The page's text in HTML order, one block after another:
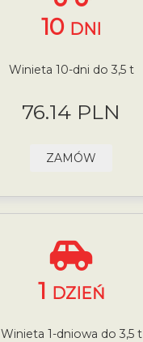
10 DNI
Winieta 10-dni do 3,5 t
76.14 PLN
ZAMÓW
1 DZIEŃ
Winieta 1-dniowa do 3,5 t